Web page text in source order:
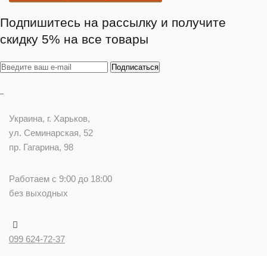
Подпишитесь на рассылку и получите
скидку 5% на все товары
Украина, г. Харьков,
ул. Семинарская, 52
пр. Гагарина, 98
Работаем с 9:00 до 18:00
без выходных
099 624-72-37